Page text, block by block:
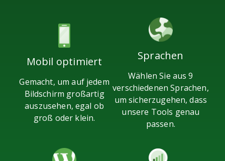
Mobil optimiert
Gemacht, um auf jedem
Bildschirm großartig
auszusehen, egal ob
groß oder klein.
Sprachen
Wählen Sie aus 9
verschiedenen Sprachen,
um sicherzugehen, dass
unsere Tools genau
passen.